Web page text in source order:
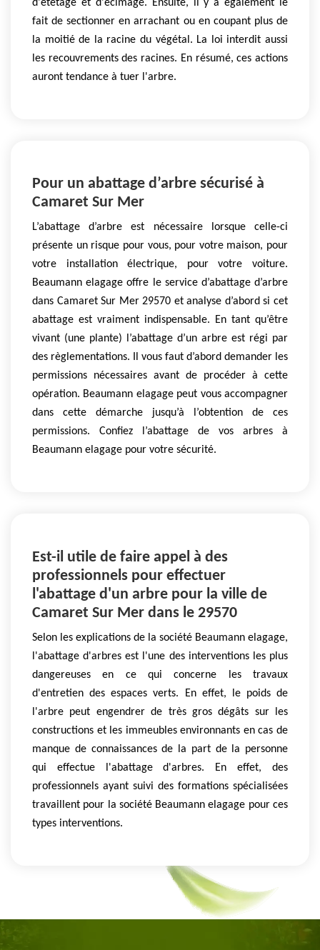
d'étêtage et d'écimage. Ensuite, il y a également le
fait de sectionner en arrachant ou en coupant plus de
la moitié de la racine du végétal. La loi interdit aussi
les recouvrements des racines. En résumé, ces actions
auront tendance à tuer l'arbre.
Pour un abattage d’arbre sécurisé à
Camaret Sur Mer
L’abattage d’arbre est nécessaire lorsque celle-ci
présente un risque pour vous, pour votre maison, pour
votre installation électrique, pour votre voiture.
Beaumann elagage offre le service d’abattage d’arbre
dans Camaret Sur Mer 29570 et analyse d’abord si cet
abattage est vraiment indispensable. En tant qu’être
vivant (une plante) l’abattage d’un arbre est régi par
des règlementations. Il vous faut d’abord demander les
permissions nécessaires avant de procéder à cette
opération. Beaumann elagage peut vous accompagner
dans cette démarche jusqu’à l’obtention de ces
permissions. Confiez l’abattage de vos arbres à
Beaumann elagage pour votre sécurité.
Est-il utile de faire appel à des
professionnels pour effectuer
l'abattage d'un arbre pour la ville de
Camaret Sur Mer dans le 29570
Selon les explications de la société Beaumann elagage,
l'abattage d'arbres est l'une des interventions les plus
dangereuses en ce qui concerne les travaux
d'entretien des espaces verts. En effet, le poids de
l'arbre peut engendrer de très gros dégâts sur les
constructions et les immeubles environnants en cas de
manque de connaissances de la part de la personne
qui effectue l'abattage d'arbres. En effet, des
professionnels ayant suivi des formations spécialisées
travaillent pour la société Beaumann elagage pour ces
types interventions.